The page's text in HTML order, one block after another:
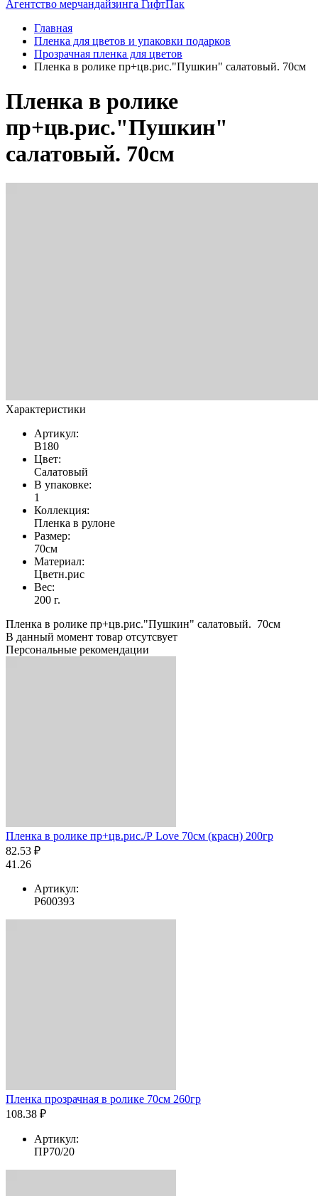
Агентство мерчандайзинга ГифтПак
Главная
Пленка для цветов и упаковки подарков
Прозрачная пленка для цветов
Пленка в ролике пр+цв.рис."Пушкин" салатовый. 70см
Пленка в ролике
пр+цв.рис."Пушкин"
салатовый. 70см
Характеристики
Артикул:
В180
Цвет:
Салатовый
В упаковке:
1
Коллекция:
Пленка в рулоне
Размер:
70см
Материал:
Цветн.рис
Вес:
200 г.
Пленка в ролике пр+цв.рис."Пушкин" салатовый. 70см
В данный момент товар отсутсвует
Персональные рекомендации
Пленка в ролике пр+цв.рис./Р Love 70см (красн) 200гр
82.53 ₽
41.26
Артикул:
Р600393
Пленка прозрачная в ролике 70см 260гр
108.38 ₽
Артикул:
ПР70/20